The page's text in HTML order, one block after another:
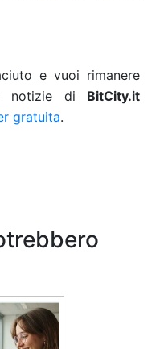
e vuoi rimanere
notizie di BitCity.it
gratuita.